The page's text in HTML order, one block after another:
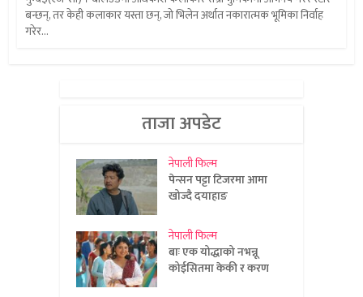
बन्छन्, तर केही कलाकार यस्ता छन्, जो भिलेन अर्थात नकारात्मक भूमिका निर्वाह
गरेर...
ताजा अपडेट
नेपाली फिल्म
पेन्सन पट्टा टिजरमा आमा
खोज्दै दयाहाङ
नेपाली फिल्म
बाः एक योद्धाको नभन्नू
कोईसितमा केकी र करण